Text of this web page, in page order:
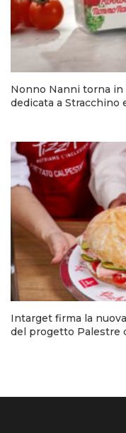
Nonno Nanni torna in
dedicata a Stracchino
Intarget firma la
del progetto Palestre